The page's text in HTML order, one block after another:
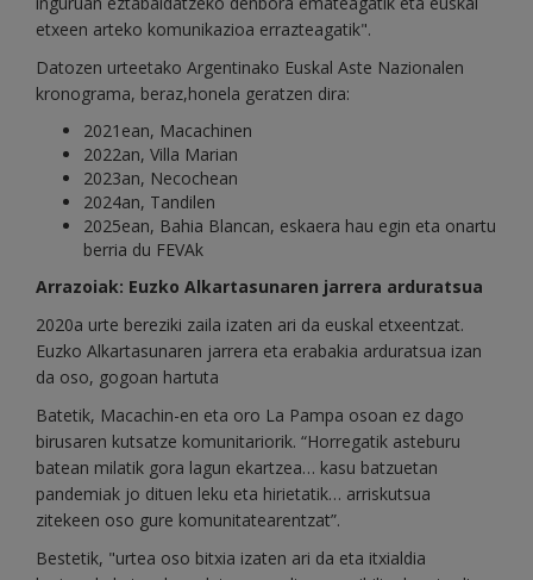
etxeen arteko komunikazioa errazteagatik".
Datozen urteetako Argentinako Euskal Aste Nazionalen
kronograma, beraz,honela geratzen dira:
2021ean, Macachinen
2022an, Villa Marian
2023an, Necochean
2024an, Tandilen
2025ean, Bahia Blancan, eskaera hau egin eta onartu
berria du FEVAk
Arrazoiak: Euzko Alkartasunaren jarrera arduratsua
2020a urte bereziki zaila izaten ari da euskal etxeentzat.
Euzko Alkartasunaren jarrera eta erabakia arduratsua izan
da oso, gogoan hartuta
Batetik, Macachin-en eta oro La Pampa osoan ez dago
birusaren kutsatze komunitariorik. “Horregatik asteburu
batean milatik gora lagun ekartzea… kasu batzuetan
pandemiak jo dituen leku eta hirietatik… arriskutsua
zitekeen oso gure komunitatearentzat”.
Bestetik, "urtea oso bitxia izaten ari da eta itxialdia